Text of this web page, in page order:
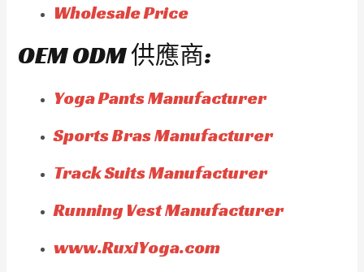
Wholesale Price
OEM ODM 供應商:
Yoga Pants Manufacturer
Sports Bras Manufacturer
Track Suits Manufacturer
Running Vest Manufacturer
www.RuxiYoga.com